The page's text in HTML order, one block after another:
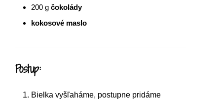
200 g čokolády
kokosové maslo
Postup:
Bielka vyšľaháme, postupne pridáme